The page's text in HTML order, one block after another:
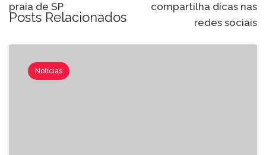
praia de SP
compartilha dicas nas
redes sociais
Posts Relacionados
Notícias